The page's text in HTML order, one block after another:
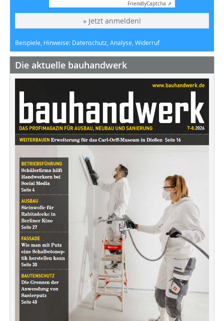
FriendlyCaptcha ⇗
» Jetzt anmelden!
Beispiele, Hinweise: Datenschutz, Analyse, Widerruf
Die aktuelle bauhandwerk